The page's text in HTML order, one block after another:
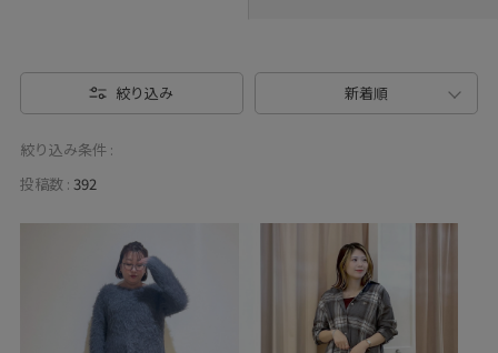
絞り込み 新着順
絞り込み条件 :
投稿数 : 392